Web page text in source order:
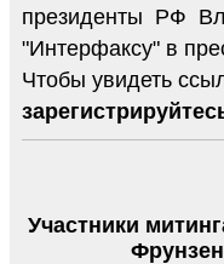
президенты РФ
"Интерфаксу" в
Чтобы увидеть
Участники